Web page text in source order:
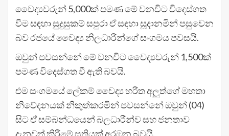
වෛද්‍යවරුන් 5,000ක් පමණ මේ වනවිට විදෙස්ගත
වීම සඳහා සුදුසුකම් සපුරා ඒ සඳහා සූදානමින් පසුවෙන
බව රජයේ වෛද්‍ය නිලධාරීන්ගේ සංගමය පවසයි.
ඔවුන් පවසන්නේ මේ වනවිට වෛද්‍යවරුන් 1,500ක්
පමණ විදෙස්ගත වී ඇති බවයි.
එම සංගමයේ ලේකම් වෛද්‍ය හරිත අලුත්ගේ මහතා
නිවේදනයක් නිකුත්කරමින් පවසන්නේ ඔවුන් (04)
සිට ඒ සම්බන්ධයෙන් බලධාරීන්ව සහ ජනතාව
දැනුවත් කිරීමේ සතියක් අරඹන බවයි.